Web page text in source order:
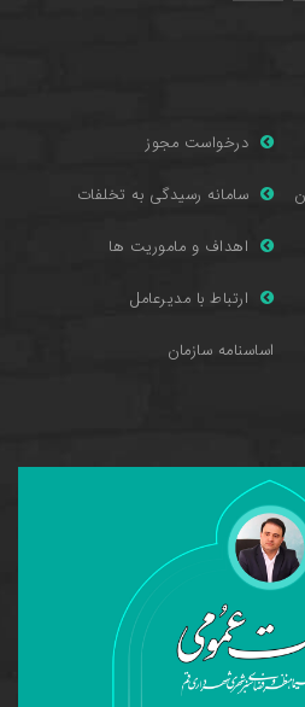
درخواست مجوز
سامانه رسیدگی به تخلفات
اهداف و ماموریت ها
ارتباط با مدیرعامل
اساسنامه سازمان